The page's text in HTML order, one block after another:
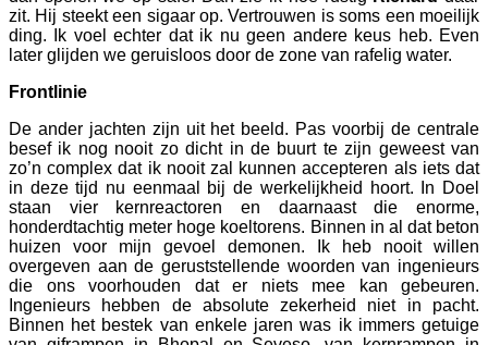
zit. Hij steekt een sigaar op. Vertrouwen is soms een moeilijk
ding. Ik voel echter dat ik nu geen andere keus heb. Even
later glijden we geruisloos door de zone van rafelig water.
Frontlinie
De ander jachten zijn uit het beeld. Pas voorbij de centrale
besef ik nog nooit zo dicht in de buurt te zijn geweest van
zo’n complex dat ik nooit zal kunnen accepteren als iets dat
in deze tijd nu eenmaal bij de werkelijkheid hoort. In Doel
staan vier kernreactoren en daarnaast die enorme,
honderdtachtig meter hoge koeltorens. Binnen in al dat beton
huizen voor mijn gevoel demonen. Ik heb nooit willen
overgeven aan de geruststellende woorden van ingenieurs
die ons voorhouden dat er niets mee kan gebeuren.
Ingenieurs hebben de absolute zekerheid niet in pacht.
Binnen het bestek van enkele jaren was ik immers getuige